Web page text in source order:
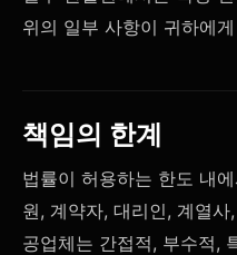
위의 일부 사항이 귀하에
책임의 한계
법률이 허용하는 한도 내
원, 계약자, 대리인, 계열
공업체는 간접적, 부수적,